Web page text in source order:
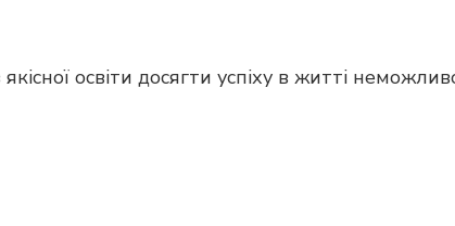
освіти досягти успіху в житті